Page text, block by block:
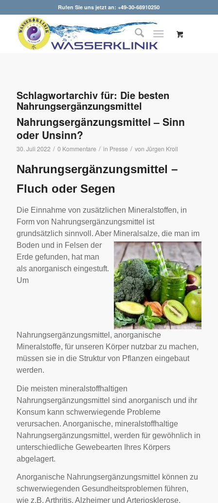
Rufen Sie uns jetzt an: +49-30-68910250
Schlagwortarchiv für: Die besten
Nahrungsergänzungsmittel
Nahrungsergänzungsmittel – Sinn
oder Unsinn?
30. Juli 2022 / 0 Kommentare / in Presse / von Jürgen Kroll
Nahrungsergänzungsmittel –
Fluch oder Segen
Die Einnahme von zusätzlichen Mineralstoffen, in
Form von Nahrungsergänzungsmittel ist
grundsätzlich sinnvoll. AberMineralsalze, die man im
Boden und in Felsen der
Erde gefunden, hat man
als anorganisch eingestuft.
Um
Nahrungsergänzungsmittel, anorganische
Mineralstoffe, für unseren Körper nutzbar zu machen,
müssen sie in die Struktur von Pflanzen eingebaut
werden.
Die meisten mineralstoffhaltigen
Nahrungsergänzungsmittel sind anorganisch und ihr
Konsum kann schwerwiegende Probleme
verursachen. Anorganische, mineralstoffhaltige
Nahrungsergänzungsmittel, werden für gewöhnlich in
unterschiedliche Gewebearten Ihres Körpers
abgelagert.
Anorganische Nahrungsergänzungsmittel können zu
schwerwiegenden Gesundheitsproblemen führen,
wie z.B. Arthritis, Alzheimer und Arteriosklerose.